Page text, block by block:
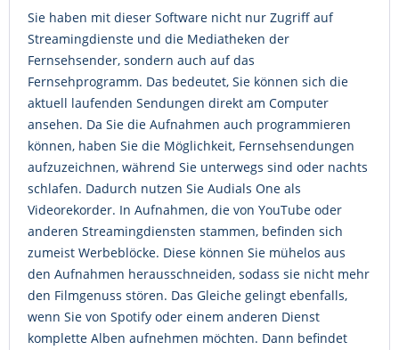
Sie haben mit dieser Software nicht nur Zugriff auf
Streamingdienste und die Mediatheken der
Fernsehsender, sondern auch auf das
Fernsehprogramm. Das bedeutet, Sie können sich die
aktuell laufenden Sendungen direkt am Computer
ansehen. Da Sie die Aufnahmen auch programmieren
können, haben Sie die Möglichkeit, Fernsehsendungen
aufzuzeichnen, während Sie unterwegs sind oder nachts
schlafen. Dadurch nutzen Sie Audials One als
Videorekorder. In Aufnahmen, die von YouTube oder
anderen Streamingdiensten stammen, befinden sich
zumeist Werbeblöcke. Diese können Sie mühelos aus
den Aufnahmen herausschneiden, sodass sie nicht mehr
den Filmgenuss stören. Das Gleiche gelingt ebenfalls,
wenn Sie von Spotify oder einem anderen Dienst
komplette Alben aufnehmen möchten. Dann befindet